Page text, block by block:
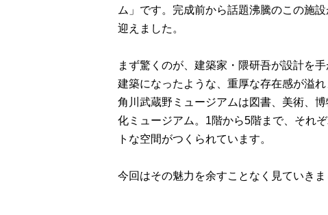
ム」です。完成前から話題沸騰のこの施
迎えました。
まず驚くのが、建築家・隈研吾が設計を
建築になったような、重厚な存在感が溢れ
角川武蔵野ミュージアムは図書、美術、
化ミュージアム。1階から5階まで、それ
トな空間がつくられています。
今回はその魅力を余すことなく見ていきま